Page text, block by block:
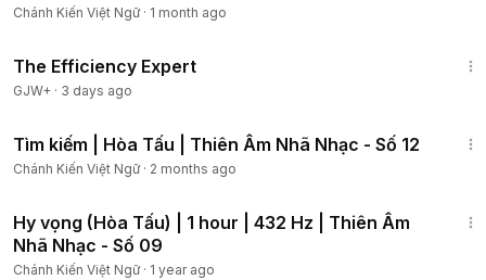
Chánh Kiến Việt Ngữ· 1 month ago
The Efficiency Expert
GJW+ · 3 days ago
Tìm kiếm | Hòa Tấu | Thiên Âm Nhã Nhạc - Số 12
Chánh Kiến Việt Ngữ· 2 months ago
Hy vọng (Hòa Tấu) | 1 hour | 432 Hz | Thiên Âm
Nhã Nhạc - Số 09
Chánh Kiến Việt Ngữ· 1 year ago